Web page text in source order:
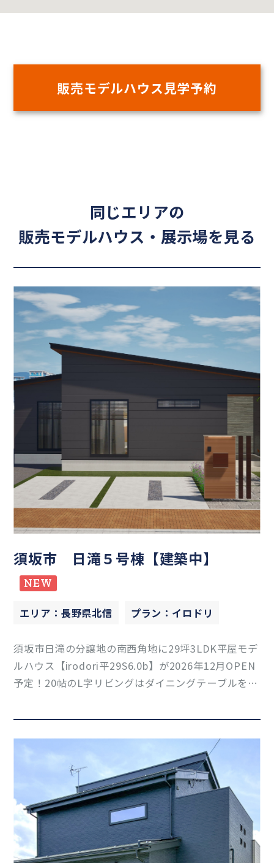
販売モデルハウス見学予約
同じエリアの
販売モデルハウス・展示場を見る
須坂市 日滝５号棟【建築中】
NEW
エリア：長野県北信 プラン：イロドリ
須坂市日滝の分譲地の南西角地に29坪3LDK平屋モデ
ルハウス【irodori平29S6.0b】が2026年12月OPEN
予定！20帖のL字リビングはダイニングテーブルをキ
解放感を感じることができるプランです♪